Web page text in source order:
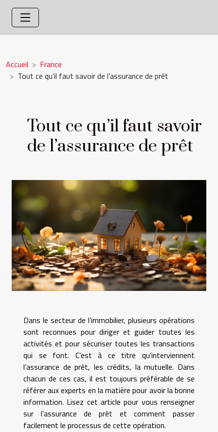
Accueil
France
Tout ce qu’il faut savoir de l’assurance de prêt
Tout ce qu’il faut savoir
de l’assurance de prêt
Dans le secteur de l’immobilier, plusieurs opérations
sont reconnues pour diriger et guider toutes les
activités et pour sécuriser toutes les transactions
qui se font. C’est à ce titre qu’interviennent
l’assurance de prêt, les crédits, la mutuelle. Dans
chacun de ces cas, il est toujours préférable de se
référer aux experts en la matière pour avoir la bonne
information. Lisez cet article pour vous renseigner
sur l’assurance de prêt et comment passer
facilement le processus de cette opération.